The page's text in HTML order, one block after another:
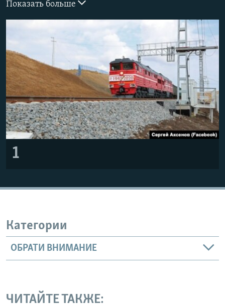
УКРАИНСКАЯ ПРОБЛЕМА КРЫМА
ПРИСОЕДИНЯЙТЕСЬ!
Все сайты RFE/RL
Показать больше
1
Категории
ОБРАТИ ВНИМАНИЕ
ЧИТАЙТЕ ТАКЖЕ: